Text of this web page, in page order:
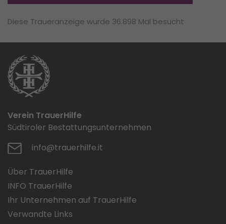
Diese Traueranzeige wurde 36.898 Mal besucht
Verein TrauerHilfe
Südtiroler Bestattungsunternehmen
info@trauerhilfe.it
Über TrauerHilfe
INFO TrauerHilfe
Ihr Unternehmen auf TrauerHilfe
Verwandte Links